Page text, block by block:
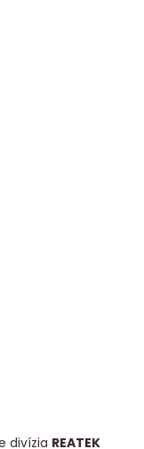
divízia REATEK